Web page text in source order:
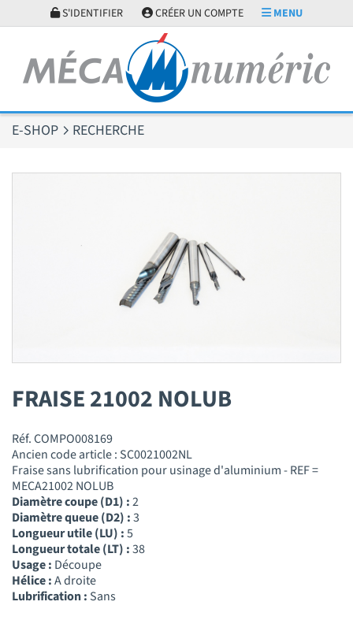
S'IDENTIFIER CRÉER UN COMPTE MENU
E-SHOP RECHERCHE
FRAISE 21002 NOLUB
Réf. COMPO008169
Ancien code article : SC0021002NL
Fraise sans lubrification pour usinage d'aluminium - REF =
MECA21002 NOLUB
Diamètre coupe (D1) :2
Diamètre queue (D2) :3
Longueur utile (LU) :5
Longueur totale (LT) :38
Usage : Découpe
Hélice :A droite
Lubrification : Sans
Panneau de gestion des cookies